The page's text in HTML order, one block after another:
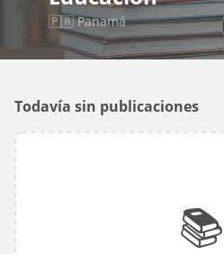
🇵🇦 Panamá
Todavía sin publicaciones
📚